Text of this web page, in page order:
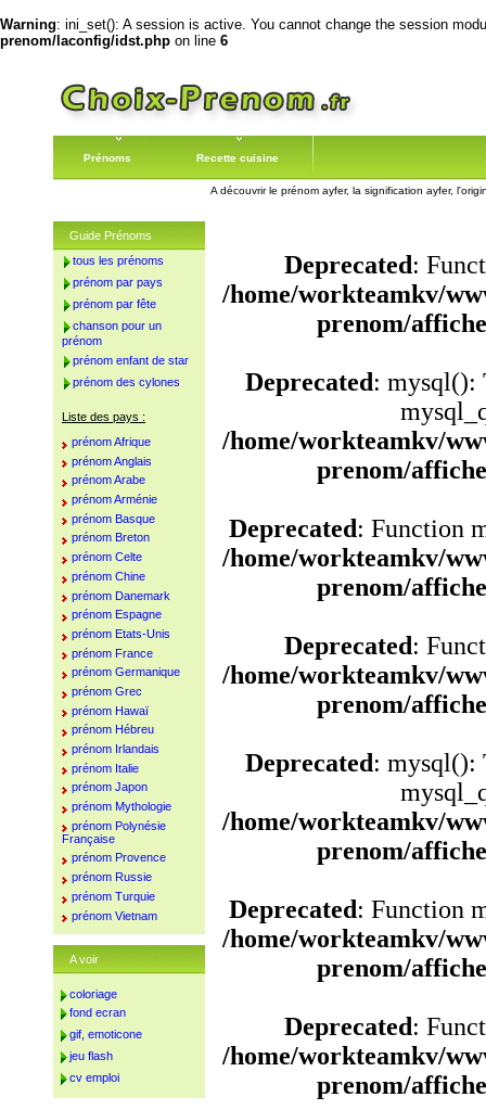
Warning: ini_set(): A session is active. You cannot change the session
prenom/laconfig/idst.php on line 6
Prénoms Recette cuisine
A découvrir le prénom ayfer, la signification ayfer,
Deprecated:
/home/workteamkv/
prenom/
Deprecated: mysql():
/home/workteamkv/
prenom/
Deprecated: Function
/home/workteamkv/
prenom/
Deprecated:
/home/workteamkv/
prenom/
Deprecated: mysql():
/home/workteamkv/
prenom/
Deprecated: Function
/home/workteamkv/
prenom/
Deprecated:
/home/workteamkv/
prenom/
Guide Prénoms
tous les prénoms
prénom par pays
prénom par fête
chanson pour un
prénom
prénom enfant de star
prénom des cylones
Liste des pays :
prénom Afrique
prénom Anglais
prénom Arabe
prénom Arménie
prénom Basque
prénom Breton
prénom Celte
prénom Chine
prénom Danemark
prénom Espagne
prénom Etats-Unis
prénom France
prénom Germanique
prénom Grec
prénom Hawaï
prénom Hébreu
prénom Irlandais
prénom Italie
prénom Japon
prénom Mythologie
prénom Polynésie
Française
prénom Provence
prénom Russie
prénom Turquie
prénom Vietnam
A voir
coloriage
fond ecran
gif, emoticone
jeu flash
cv emploi